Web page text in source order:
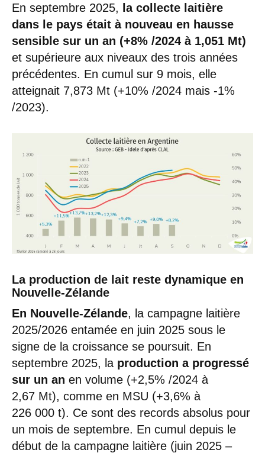
En septembre 2025,
la collecte laitière
dans le pays était à nouveau en hausse
sensible sur un an (+8% /2024 à 1,051 Mt)
et supérieure aux niveaux des trois années
précédentes. En cumul sur 9 mois, elle
atteignait 7,873 Mt (+10% /2024 mais -1%
/2023).
La production de lait reste dynamique en
Nouvelle-Zélande
En Nouvelle-Zélande, la campagne laitière
2025/2026 entamée en juin 2025 sous le
signe de la croissance se poursuit. En
septembre 2025, la production a progressé
sur un an en volume (+2,5% /2024 à
2,67 Mt), comme en MSU (+3,6% à
226 000 t). Ce sont des records absolus pour
un mois de septembre. En cumul depuis le
début de la campagne laitière (juin 2025 –